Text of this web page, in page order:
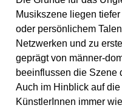
Musikszene liegen
oder persönlichem
Netzwerken und zu
geprägt von männer-
beeinflussen die Szene
Auch im Hinblick auf
KünstlerInnen immer